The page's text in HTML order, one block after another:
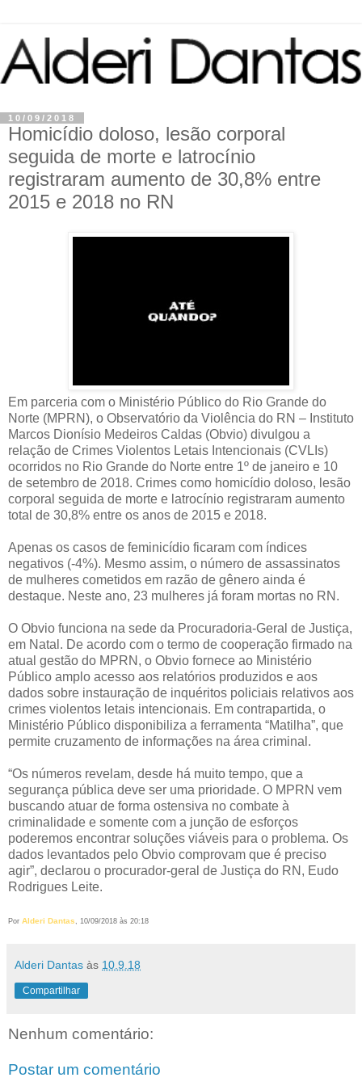
10/09/2018
Homicídio doloso, lesão corporal
seguida de morte e latrocínio
registraram aumento de 30,8% entre
2015 e 2018 no RN
Em parceria com o Ministério Público do Rio Grande do
Norte (MPRN), o Observatório da Violência do RN – Instituto
Marcos Dionísio Medeiros Caldas (Obvio) divulgou a
relação de Crimes Violentos Letais Intencionais (CVLIs)
ocorridos no Rio Grande do Norte entre 1º de janeiro e 10
de setembro de 2018. Crimes como homicídio doloso, lesão
corporal seguida de morte e latrocínio registraram aumento
total de 30,8% entre os anos de 2015 e 2018.
Apenas os casos de feminicídio ficaram com índices
negativos (-4%). Mesmo assim, o número de assassinatos
de mulheres cometidos em razão de gênero ainda é
destaque. Neste ano, 23 mulheres já foram mortas no RN.
O Obvio funciona na sede da Procuradoria-Geral de Justiça,
em Natal. De acordo com o termo de cooperação firmado na
atual gestão do MPRN, o Obvio fornece ao Ministério
Público amplo acesso aos relatórios produzidos e aos
dados sobre instauração de inquéritos policiais relativos aos
crimes violentos letais intencionais. Em contrapartida, o
Ministério Público disponibiliza a ferramenta “Matilha”, que
permite cruzamento de informações na área criminal.
“Os números revelam, desde há muito tempo, que a
segurança pública deve ser uma prioridade. O MPRN vem
buscando atuar de forma ostensiva no combate à
criminalidade e somente com a junção de esforços
poderemos encontrar soluções viáveis para o problema. Os
dados levantados pelo Obvio comprovam que é preciso
agir”, declarou o procurador-geral de Justiça do RN, Eudo
Rodrigues Leite.
Por Alderi Dantas, 10/09/2018 às 20:18
Alderi Dantas às 10.9.18
Compartilhar
Nenhum comentário:
Postar um comentário